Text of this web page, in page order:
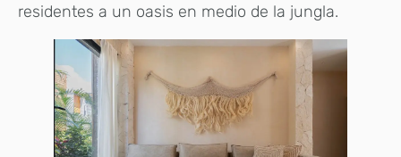
residentes a un oasis en medio de la jungla.